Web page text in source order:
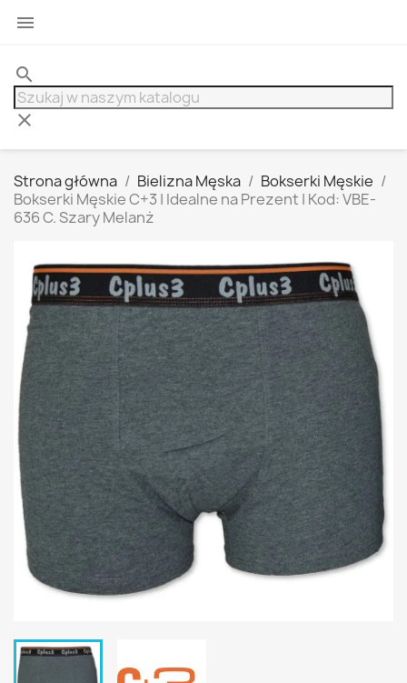

search
clear
Strona główna Bielizna Męska
Bokserki Męskie
Bokserki Męskie C+3 | Idealne na Prezent | Kod: VBE-
636 C. Szary Melanż